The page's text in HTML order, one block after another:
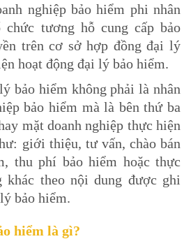
nghiệp bảo hiểm phi nhân
tương hỗ cung cấp bảo
trên cơ sở hợp đồng đại lý
hoạt động đại lý bảo hiểm.
bảo hiểm không phải là nhân
bảo hiểm mà là bên thứ ba
mặt doanh nghiệp thực hiện
giới thiệu, tư vấn, chào bán
thu phí bảo hiểm hoặc thực
khác theo nội dung được ghi
bảo hiểm.
hiểm là gì?